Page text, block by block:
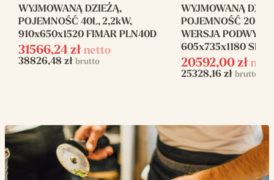
Moc elektryczna
(W)
2200
Napięcie zasilania
WYJMOWANĄ DZIEŻĄ,
POJEMNOŚĆ 40L, 2,2kW,
910x650x1520 FIMAR PLN40D
31566,24 zł netto
38826,48 zł brutto
WYJMOWANĄ
POJEMNOŚĆ 20L, 6
WERSJA
605x735x1180
20592,00 zł
25328,16 zł brutto